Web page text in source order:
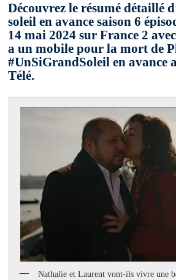
Découvrez le résumé détaillé
soleil en avance saison 6
14 mai 2024 sur France 2
a un mobile pour la mort de
#UnSiGrandSoleil en avance
Télé.
Nathalie et Laurent vont-ils vivre une